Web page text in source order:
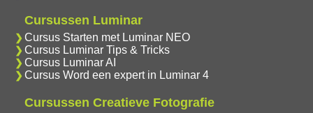
Cursussen Luminar
Cursus Starten met Luminar NEO
Cursus Luminar Tips & Tricks
Cursus Luminar AI
Cursus Word een expert in Luminar 4
Cursussen Creatieve Fotografie